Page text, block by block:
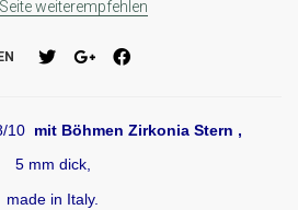
weiterempfehlen
10 mit Böhmen Zirkonia Stern ,
5 mm dick,
made in Italy.